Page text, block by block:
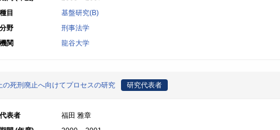
目
基盤研究(B)
野
刑事法学
関
龍谷大学
の死刑廃止へ向けてプロセスの研究 研究代表者
表者
福田 雅章